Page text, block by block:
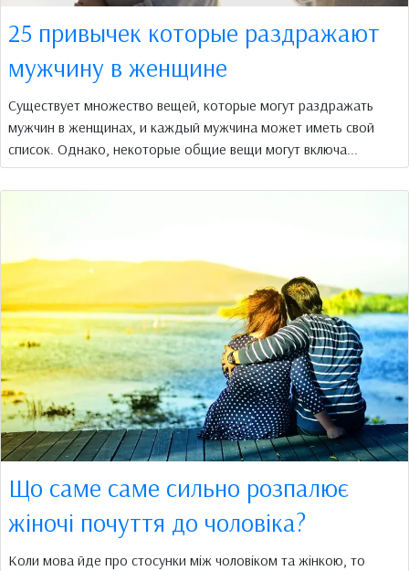
25 привычек которые раздражают
мужчину в женщине
Существует множество вещей, которые могут раздражать
мужчин в женщинах, и каждый мужчина может иметь свой
список. Однако, некоторые общие вещи могут включа...
Що саме саме сильно розпалює
жіночі почуття до чоловіка?
Коли мова йде про стосунки між чоловіком та жінкою, то